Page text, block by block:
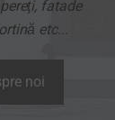
fatade
etc...
noi